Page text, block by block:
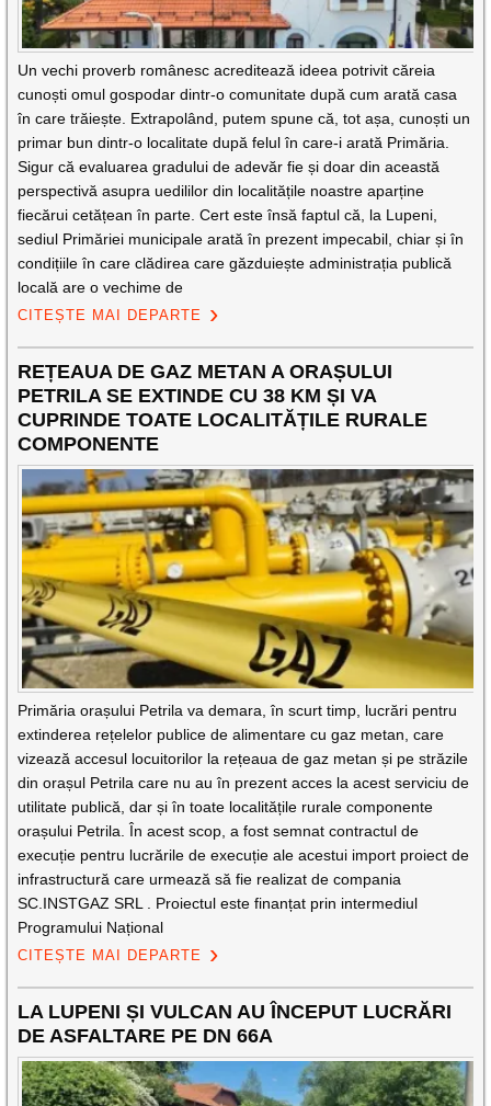
Un vechi proverb românesc acreditează ideea potrivit căreia
cunoști omul gospodar dintr-o comunitate după cum arată casa
în care trăiește. Extrapolând, putem spune că, tot așa, cunoști un
primar bun dintr-o localitate după felul în care-i arată Primăria.
Sigur că evaluarea gradului de adevăr fie și doar din această
perspectivă asupra uedililor din localitățile noastre aparține
fiecărui cetățean în parte. Cert este însă faptul că, la Lupeni,
sediul Primăriei municipale arată în prezent impecabil, chiar și în
condițiile în care clădirea care găzduiește administrația publică
locală are o vechime de
CITEȘTE MAI DEPARTE
REȚEAUA DE GAZ METAN A ORAȘULUI
PETRILA SE EXTINDE CU 38 KM ȘI VA
CUPRINDE TOATE LOCALITĂȚILE RURALE
COMPONENTE
Primăria orașului Petrila va demara, în scurt timp, lucrări pentru
extinderea rețelelor publice de alimentare cu gaz metan, care
vizează accesul locuitorilor la rețeaua de gaz metan și pe străzile
din orașul Petrila care nu au în prezent acces la acest serviciu de
utilitate publică, dar și în toate localitățile rurale componente
orașului Petrila. În acest scop, a fost semnat contractul de
execuție pentru lucrările de execuție ale acestui import proiect de
infrastructură care urmează să fie realizat de compania
SC.INSTGAZ SRL . Proiectul este finanțat prin intermediul
Programului Național
CITEȘTE MAI DEPARTE
LA LUPENI ȘI VULCAN AU ÎNCEPUT LUCRĂRI
DE ASFALTARE PE DN 66A